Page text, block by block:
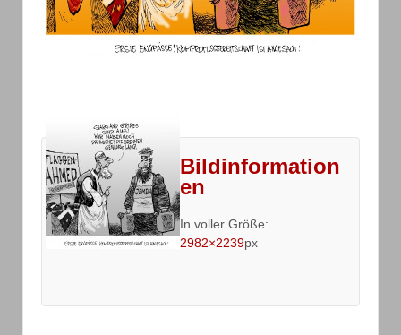
Bildinformation
en
In voller Größe:
2982×2239px